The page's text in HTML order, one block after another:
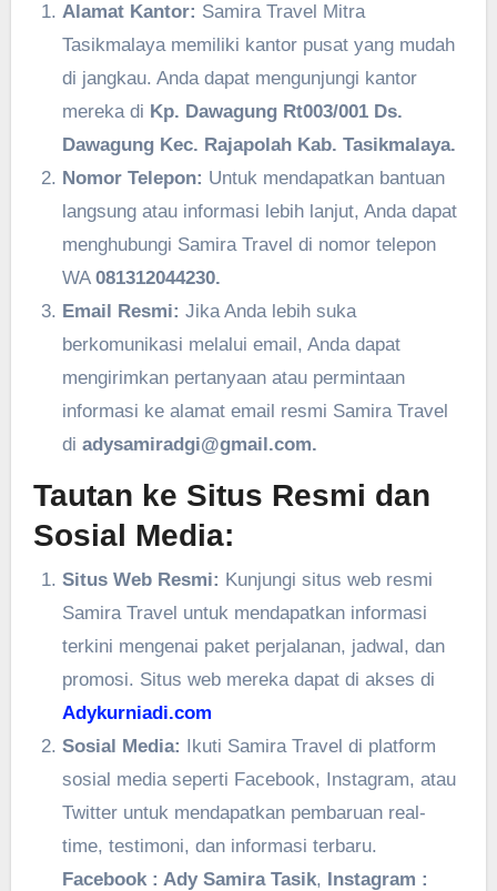
Alamat Kantor: Samira Travel Mitra
Tasikmalaya memiliki kantor pusat yang mudah
di jangkau. Anda dapat mengunjungi kantor
mereka di Kp. Dawagung Rt003/001 Ds.
Dawagung Kec. Rajapolah Kab. Tasikmalaya.
Nomor Telepon: Untuk mendapatkan bantuan
langsung atau informasi lebih lanjut, Anda dapat
menghubungi Samira Travel di nomor telepon
WA 081312044230.
Email Resmi: Jika Anda lebih suka
berkomunikasi melalui email, Anda dapat
mengirimkan pertanyaan atau permintaan
informasi ke alamat email resmi Samira Travel
di adysamiradgi@gmail.com.
Tautan ke Situs Resmi dan
Sosial Media:
Situs Web Resmi: Kunjungi situs web resmi
Samira Travel untuk mendapatkan informasi
terkini mengenai paket perjalanan, jadwal, dan
promosi. Situs web mereka dapat di akses di
Adykurniadi.com
Sosial Media: Ikuti Samira Travel di platform
sosial media seperti Facebook, Instagram, atau
Twitter untuk mendapatkan pembaruan real-
time, testimoni, dan informasi terbaru.
Facebook : Ady Samira Tasik, Instagram :